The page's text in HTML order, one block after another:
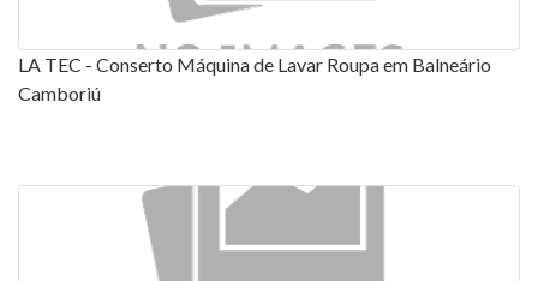
LA TEC - Conserto Máquina de Lavar Roupa em Balneário
Camboriú